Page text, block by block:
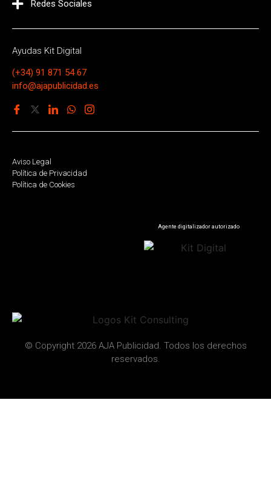
Redes Sociales
Ayudas Kit Digital
(+34) 91 871 54 67
info@ajapublicidad.es
Aviso Legal
Política de Privacidad
Política de Cookies
Agente digitalizador autorizado
© Copyright 2026 AJA Publicidad. Todos los derechos
reservados.